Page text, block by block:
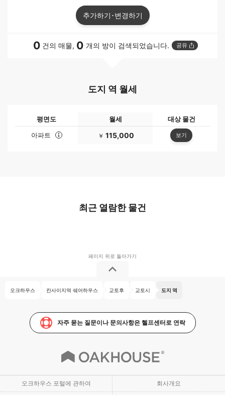
추가하기･변경하기
0 건의 매물, 0 개의 방이 검색되었습니다. 공유
도지 역 월세
평면도 월세
대상 물건
아파트
￥ 115,000 보기
최근 열람한 물건
오크하우스 칸사이지역 쉐어하우스 교토후 교토시 도지 역
자주 묻는 질문이나 문의사항은 헬프센터로 연락
오크하우스 포털에 관하여 회사개요